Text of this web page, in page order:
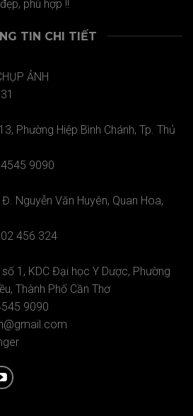
đẹp, phù hợp !!
TIN CHI TIẾT
ẢNH
Phường Hiệp Bình Chánh, Tp. Thủ
9090
Nguyễn Văn Huyên, Quan Hoa,
456 324
1, KDC Đại học Y Dược, Phường
Thành Phố Cần Thơ
9090